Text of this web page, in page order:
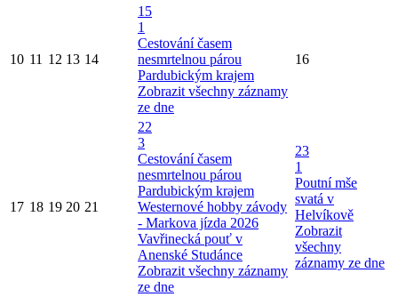
10 11 12 13 14
15
1
Cestování časem
nesmrtelnou párou
Pardubickým krajem
Zobrazit všechny záznamy
ze dne
16
17 18 19 20 21
22
3
Cestování časem
nesmrtelnou párou
Pardubickým krajem
Westernové hobby závody
- Markova jízda 2026
Vavřinecká pouť v
Anenské Studánce
Zobrazit všechny záznamy
ze dne
23
1
Poutní mše
svatá v
Helvíkově
Zobrazit
všechny
záznamy ze dne